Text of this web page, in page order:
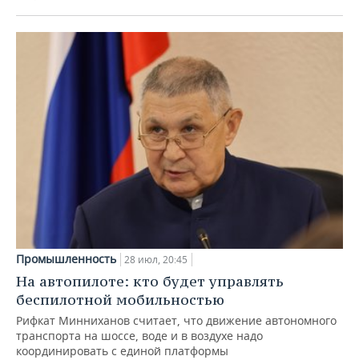
Промышленность 28 июл, 20:45
На автопилоте: кто будет управлять
беспилотной мобильностью
Рифкат Минниханов считает, что движение автономного
транспорта на шоссе, воде и в воздухе надо
координировать с единой платформы